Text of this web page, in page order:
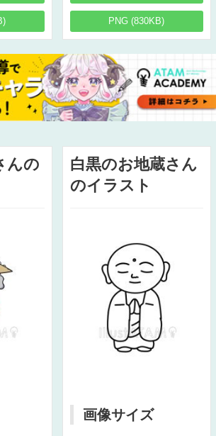
PNG (830KB)
んの
白黒のお地蔵さん
のイラスト
画像サイズ